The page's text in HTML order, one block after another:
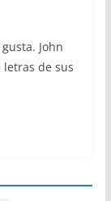
John
letras de sus